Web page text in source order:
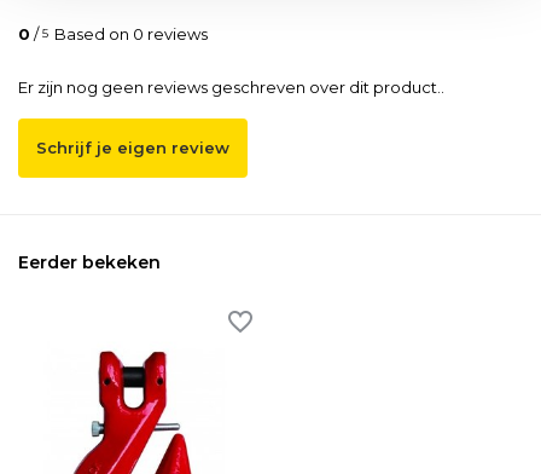
0 /5 Based on 0 reviews
Er zijn nog geen reviews geschreven over dit product..
Schrijf je eigen review
Eerder bekeken